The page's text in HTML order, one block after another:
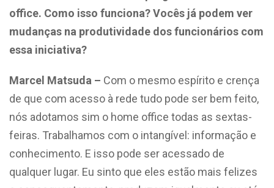
office. Como isso funciona? Vocês já podem ver
mudanças na produtividade dos funcionários com
essa iniciativa?
Marcel Matsuda – Com o mesmo espírito e crença
de que com acesso à rede tudo pode ser bem feito,
nós adotamos sim o home office todas as sextas-
feiras. Trabalhamos com o intangível: informação e
conhecimento. E isso pode ser acessado de
qualquer lugar. Eu sinto que eles estão mais felizes